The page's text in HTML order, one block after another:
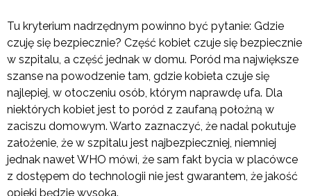
Tu kryterium nadrzędnym powinno być pytanie: Gdzie
czuję się bezpiecznie? Część kobiet czuje się bezpiecznie
w szpitalu, a część jednak w domu. Poród ma największe
szanse na powodzenie tam, gdzie kobieta czuje się
najlepiej, w otoczeniu osób, którym naprawdę ufa. Dla
niektórych kobiet jest to poród z zaufaną położną w
zaciszu domowym. Warto zaznaczyć, że nadal pokutuje
założenie, że w szpitalu jest najbezpieczniej, niemniej
jednak nawet WHO mówi, że sam fakt bycia w placówce
z dostępem do technologii nie jest gwarantem, że jakość
opieki będzie wysoka.